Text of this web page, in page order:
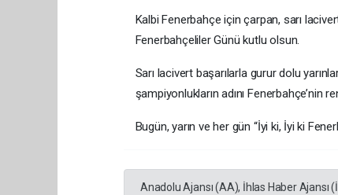
Kalbi Fenerbahçe için çarpan, sarı
Fenerbahçeliler Günü kutlu olsun.
Sarı lacivert başarılarla gurur dolu
şampiyonlukların adını Fenerbahçe’nin
Bugün, yarın ve her gün “İyi ki, İyi ki
Anadolu Ajansı (AA), İhlas Haber Ajansı